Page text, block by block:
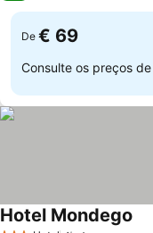
De € 69
Consulte os preços de
Hotel Mondego